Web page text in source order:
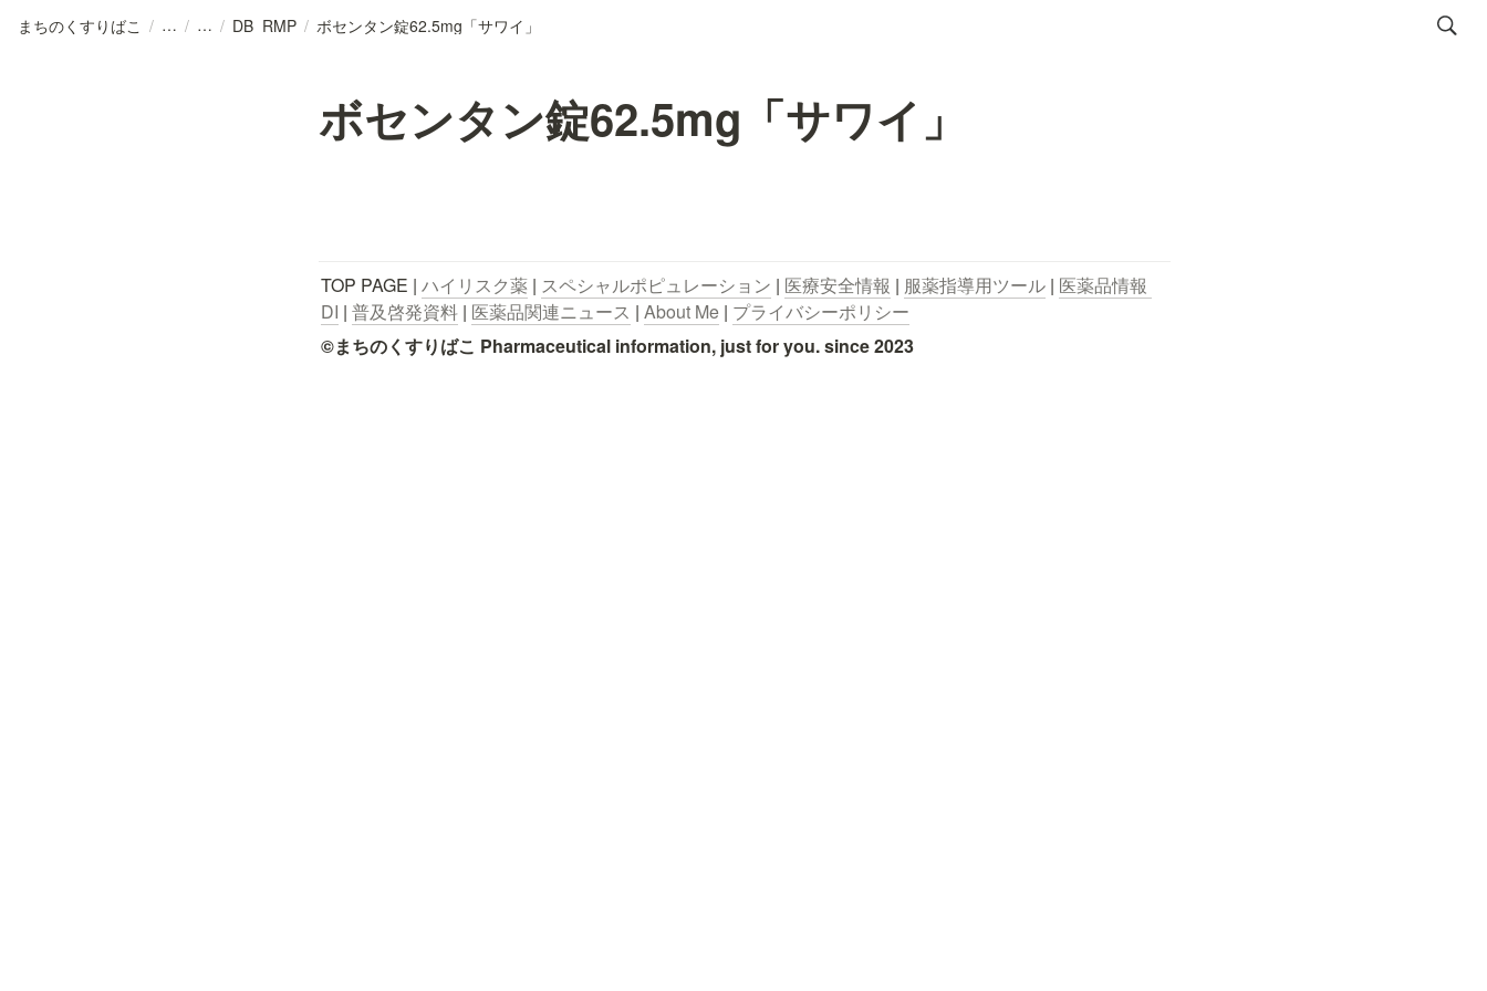
まちのくすりばこ / / / DB_RMP / ボセンタン錠62.5mg「サワイ」
ボセンタン錠62.5mg「サワイ」
TOP PAGE | ハイリスク薬 | スペシャルポピュレーション | 医療安全情報 | 服薬指導用ツール | 医薬品情報
DI | 普及啓発資料 | 医薬品関連ニュース | About Me | プライバシーポリシー
©まちのくすりばこ Pharmaceutical information, just for you. since 2023